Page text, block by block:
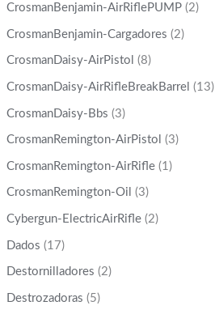
CrosmanBenjamin-AirRiflePUMP (2)
CrosmanBenjamin-Cargadores (2)
CrosmanDaisy-AirPistol (8)
CrosmanDaisy-AirRifleBreakBarrel (13)
CrosmanDaisy-Bbs (3)
CrosmanRemington-AirPistol (3)
CrosmanRemington-AirRifle (1)
CrosmanRemington-Oil (3)
Cybergun-ElectricAirRifle (2)
Dados (17)
Destornilladores (2)
Destrozadoras (5)